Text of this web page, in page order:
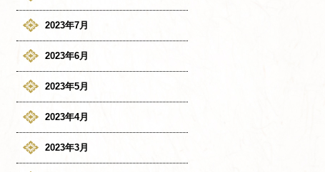
2023年7月
2023年6月
2023年5月
2023年4月
2023年3月